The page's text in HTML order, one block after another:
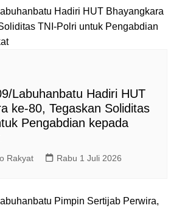
Labuhanbatu Hadiri HUT
ke-80, Tegaskan Soliditas
Pengabdian kepada
Rakyat Rabu 1 Juli 2026